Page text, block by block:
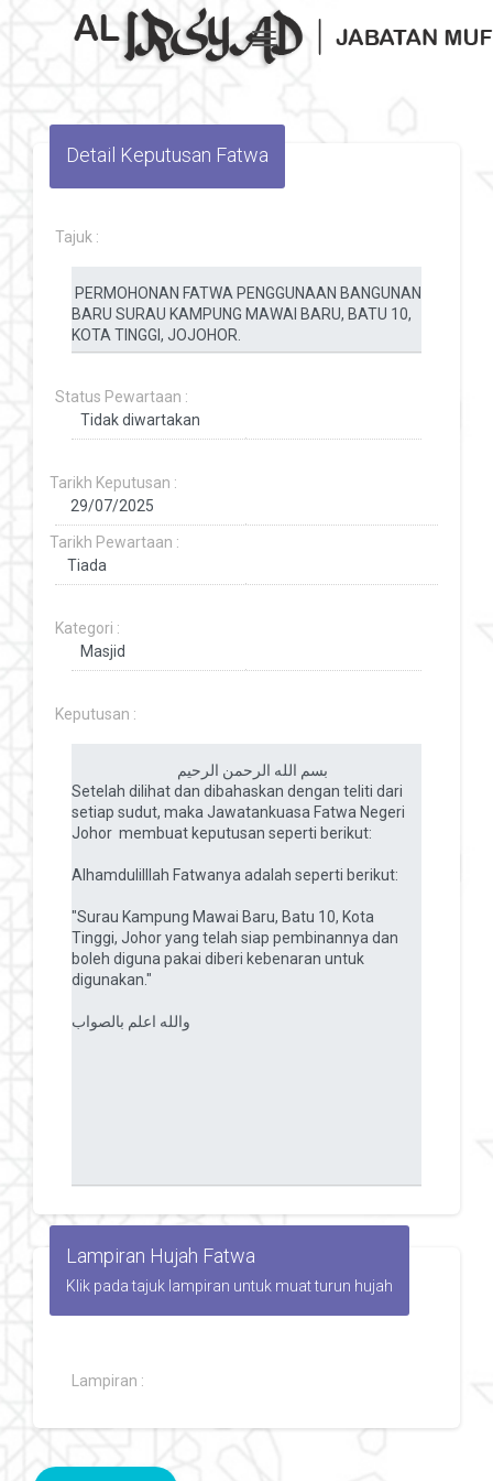
Toggle navigation
Detail Keputusan Fatwa
Tajuk :
Status Pewartaan :
Tarikh Keputusan :
Tarikh Pewartaan :
Kategori :
Keputusan :
Lampiran Hujah Fatwa
Klik pada tajuk lampiran untuk muat turun hujah
Lampiran :